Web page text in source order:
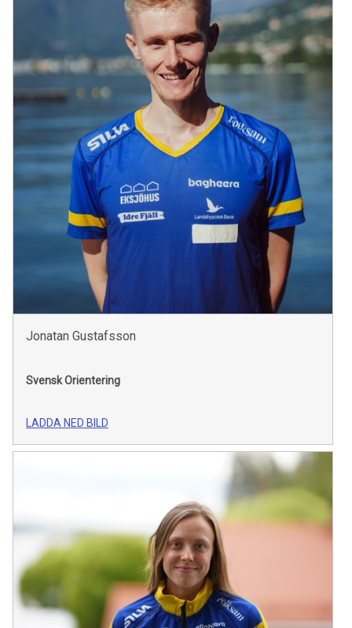
Jonatan Gustafsson
Svensk Orientering
LADDA NED BILD